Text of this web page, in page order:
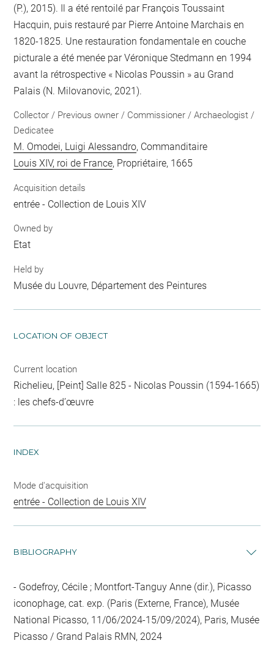
(P.), 2015). Il a été rentoilé par François Toussaint
Hacquin, puis restauré par Pierre Antoine Marchais en
1820-1825. Une restauration fondamentale en couche
picturale a été menée par Véronique Stedmann en 1994
avant la rétrospective « Nicolas Poussin » au Grand
Palais (N. Milovanovic, 2021).
Collector / Previous owner / Commissioner / Archaeologist /
Dedicatee
M. Omodei, Luigi Alessandro, Commanditaire
Louis XIV, roi de France, Propriétaire, 1665
Acquisition details
entrée - Collection de Louis XIV
Owned by
Etat
Held by
Musée du Louvre, Département des Peintures
LOCATION OF OBJECT
Current location
Richelieu, [Peint] Salle 825 - Nicolas Poussin (1594-1665)
: les chefs-d’œuvre
INDEX
Mode d'acquisition
entrée - Collection de Louis XIV
BIBLIOGRAPHY
Godefroy, Cécile ; Montfort-Tanguy Anne (dir.), Picasso
iconophage, cat. exp. (Paris (Externe, France), Musée
National Picasso, 11/06/2024-15/09/2024), Paris, Musée
Picasso / Grand Palais RMN, 2024